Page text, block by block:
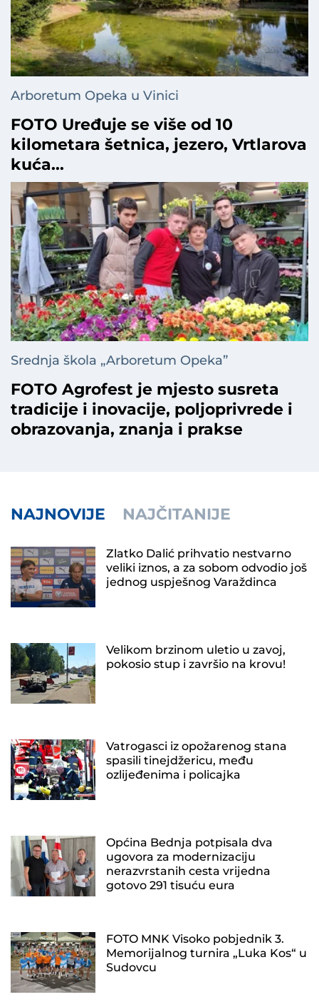
Arboretum Opeka u Vinici
FOTO Uređuje se više od 10
kilometara šetnica, jezero, Vrtlarova
kuća...
Srednja škola „Arboretum Opeka”
FOTO Agrofest je mjesto susreta
tradicije i inovacije, poljoprivrede i
obrazovanja, znanja i prakse
NAJNOVIJE NAJČITANIJE
Zlatko Dalić prihvatio nestvarno
veliki iznos, a za sobom odvodio još
jednog uspješnog Varaždinca
Velikom brzinom uletio u zavoj,
pokosio stup i završio na krovu!
Vatrogasci iz opožarenog stana
spasili tinejdžericu, među
ozlijeđenima i policajka
Općina Bednja potpisala dva
ugovora za modernizaciju
nerazvrstanih cesta vrijedna
gotovo 291 tisuću eura
FOTO MNK Visoko pobjednik 3.
Memorijalnog turnira „Luka Kos“ u
Sudovcu